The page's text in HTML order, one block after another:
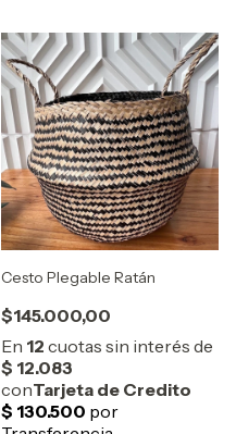
Cesto Plegable Ratán
$145.000,00